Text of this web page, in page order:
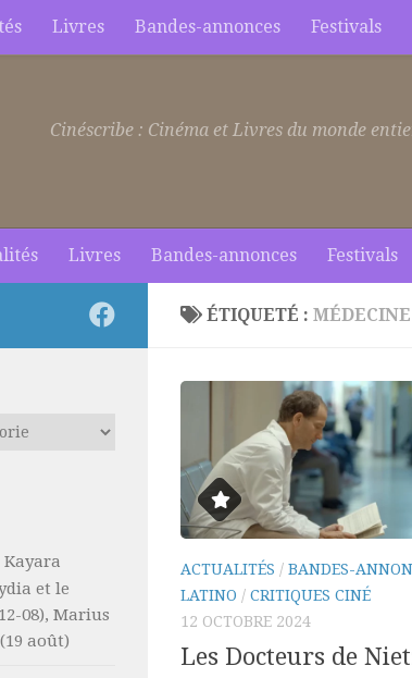
Livres Bandes-annonces Festivals
Cinéscribe : Cinéma et Livres du monde
Livres Bandes-annonces Festivals
ÉTIQUETÉ : MÉDECINE
ACTUALITÉS / BANDES-
LATINO / CRITIQUES CINÉ
12 OCTOBRE 2024
Les Docteurs de
et le
08), Marius
août)